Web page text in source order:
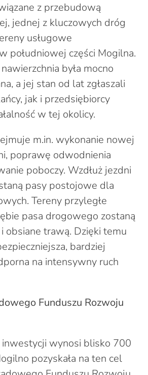
z przebudową
jednej z kluczowych dróg
usługowe
południowej części Mogilna.
była mocno
a jej stan od lat zgłaszali
jak i przedsiębiorcy
w tej okolicy.
m.in. wykonanie nowej
poprawę odwodnienia
poboczy. Wzdłuż jezdni
pasy postojowe dla
Tereny przyległe
pasa drogowego zostaną
obsiane trawą. Dzięki temu
bardziej
na intensywny ruch
Funduszu Rozwoju
inwestycji wynosi blisko 700
pozyskała na ten cel